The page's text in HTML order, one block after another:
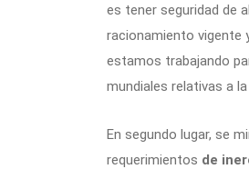
es tener seguridad de
racionamiento vigente
estamos trabajando
mundiales relativas a
En segundo lugar, se
requerimientos de